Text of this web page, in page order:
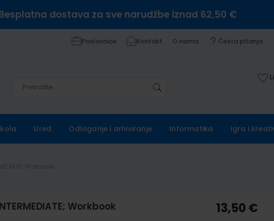
dostava za sve narudžbe iznad 62,50 €
Poslovnice Kontakt O nama Česta pitanja
Ured Odlaganje i arhiviranje Informatika Igra i
Workbook 13,50 €